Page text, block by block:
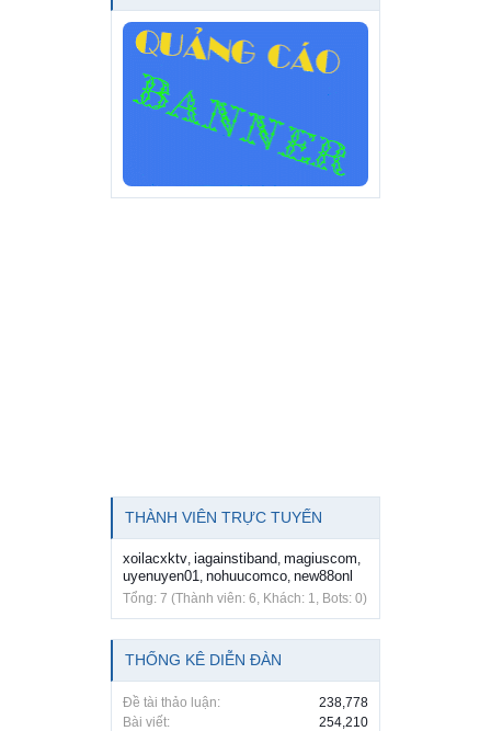
THÀNH VIÊN TRỰC TUYẾN
xoilacxktv iagainstiband magiuscom
uyenuyen01 nohuucomco new88onl
Tổng: 7 (Thành viên: 6, Khách: 1, Bots: 0)
THỐNG KÊ DIỄN ĐÀN
Đề tài thảo luận:
238,778
Bài viết:
254,210